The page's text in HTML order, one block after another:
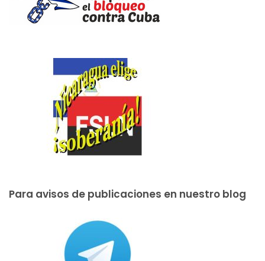
Para avisos de publicaciones en nuestro blog